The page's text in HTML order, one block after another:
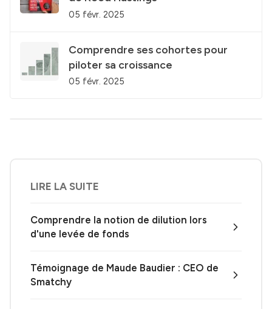
05 févr. 2025
Comprendre ses cohortes pour
piloter sa croissance
05 févr. 2025
LIRE LA SUITE
Comprendre la notion de dilution lors
d'une levée de fonds
Témoignage de Maude Baudier : CEO de
Smatchy